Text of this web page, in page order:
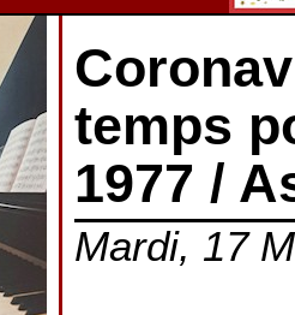
temps
1977 /
Mardi, 17